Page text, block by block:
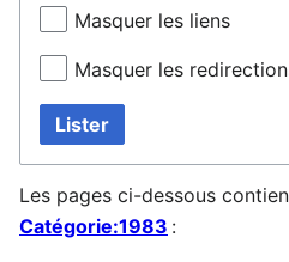
Masquer les liens
Masquer les
Lister
Les pages ci-dessous
Catégorie:1983 :